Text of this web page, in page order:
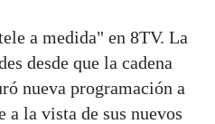
a medida" en 8TV. La
desde que la cadena
nueva programación a
a la vista de sus nuevos